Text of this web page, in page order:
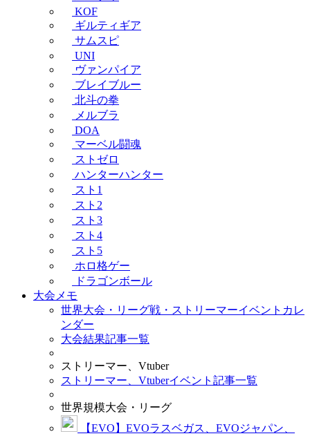
KOF
ギルティギア
サムスピ
UNI
ヴァンパイア
ブレイブルー
北斗の拳
メルブラ
DOA
マーベル闘魂
ストゼロ
ハンターハンター
スト1
スト2
スト3
スト4
スト5
ホロ格ゲー
ドラゴンボール
大会メモ
世界大会・リーグ戦・ストリーマーイベントカレ
ンダー
大会結果記事一覧
ストリーマー、Vtuber
ストリーマー、Vtuberイベント記事一覧
世界規模大会・リーグ
【EVO】EVOラスベガス、EVOジャパン、